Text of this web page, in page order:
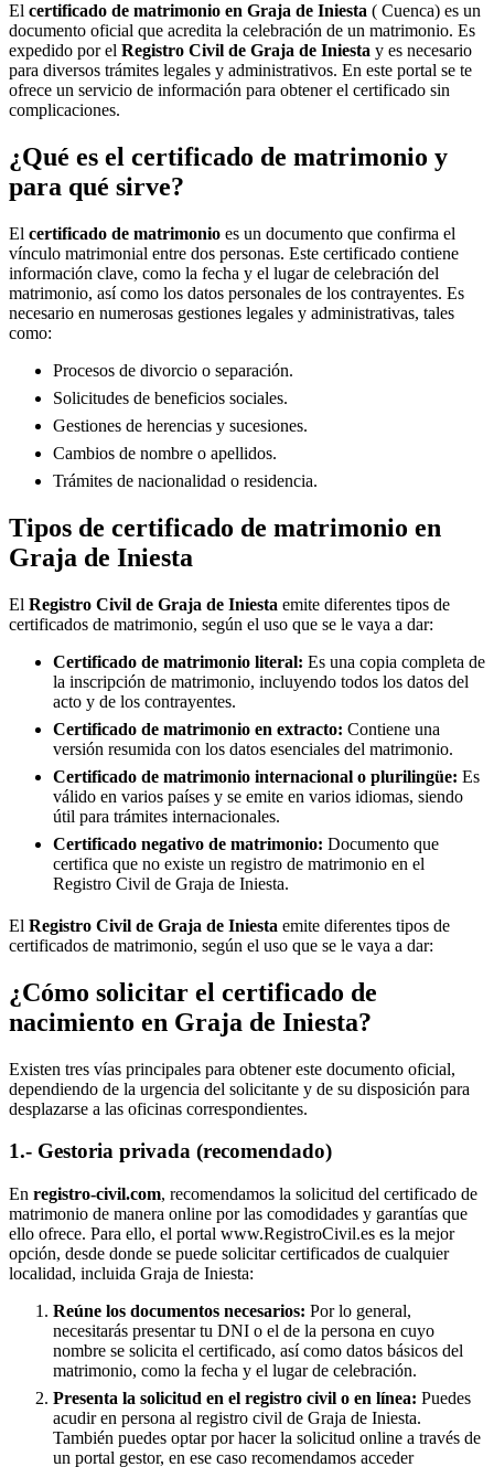
El certificado de matrimonio en Graja de Iniesta ( Cuenca) es un
documento oficial que acredita la celebración de un matrimonio. Es
expedido por el Registro Civil de Graja de Iniesta y es necesario
para diversos trámites legales y administrativos. En este portal se te
ofrece un servicio de información para obtener el certificado sin
complicaciones.
¿Qué es el certificado de matrimonio y
para qué sirve?
El certificado de matrimonio es un documento que confirma el
vínculo matrimonial entre dos personas. Este certificado contiene
información clave, como la fecha y el lugar de celebración del
matrimonio, así como los datos personales de los contrayentes. Es
necesario en numerosas gestiones legales y administrativas, tales
como:
Procesos de divorcio o separación.
Solicitudes de beneficios sociales.
Gestiones de herencias y sucesiones.
Cambios de nombre o apellidos.
Trámites de nacionalidad o residencia.
Tipos de certificado de matrimonio en
Graja de Iniesta
El Registro Civil de Graja de Iniesta emite diferentes tipos de
certificados de matrimonio, según el uso que se le vaya a dar:
Certificado de matrimonio literal: Es una copia completa de
la inscripción de matrimonio, incluyendo todos los datos del
acto y de los contrayentes.
Certificado de matrimonio en extracto: Contiene una
versión resumida con los datos esenciales del matrimonio.
Certificado de matrimonio internacional o plurilingüe: Es
válido en varios países y se emite en varios idiomas, siendo
útil para trámites internacionales.
Certificado negativo de matrimonio: Documento que
certifica que no existe un registro de matrimonio en el
Registro Civil de Graja de Iniesta.
El Registro Civil de Graja de Iniesta emite diferentes tipos de
certificados de matrimonio, según el uso que se le vaya a dar:
¿Cómo solicitar el certificado de
nacimiento en Graja de Iniesta?
Existen tres vías principales para obtener este documento oficial,
dependiendo de la urgencia del solicitante y de su disposición para
desplazarse a las oficinas correspondientes.
1.- Gestoria privada (recomendado)
En registro-civil.com, recomendamos la solicitud del certificado de
matrimonio de manera online por las comodidades y garantías que
ello ofrece. Para ello, el portal www.RegistroCivil.es es la mejor
opción, desde donde se puede solicitar certificados de cualquier
localidad, incluida Graja de Iniesta:
Reúne los documentos necesarios: Por lo general,
necesitarás presentar tu DNI o el de la persona en cuyo
nombre se solicita el certificado, así como datos básicos del
matrimonio, como la fecha y el lugar de celebración.
Presenta la solicitud en el registro civil o en línea: Puedes
acudir en persona al registro civil de Graja de Iniesta.
También puedes optar por hacer la solicitud online a través de
un portal gestor, en ese caso recomendamos acceder